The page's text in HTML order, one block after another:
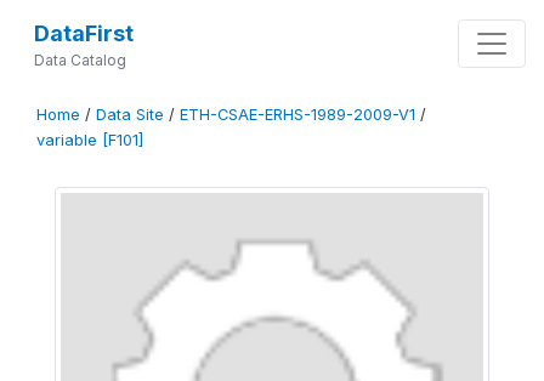
DataFirst
Data Catalog
Home / Data Site / ETH-CSAE-ERHS-1989-2009-V1 /
variable [F101]